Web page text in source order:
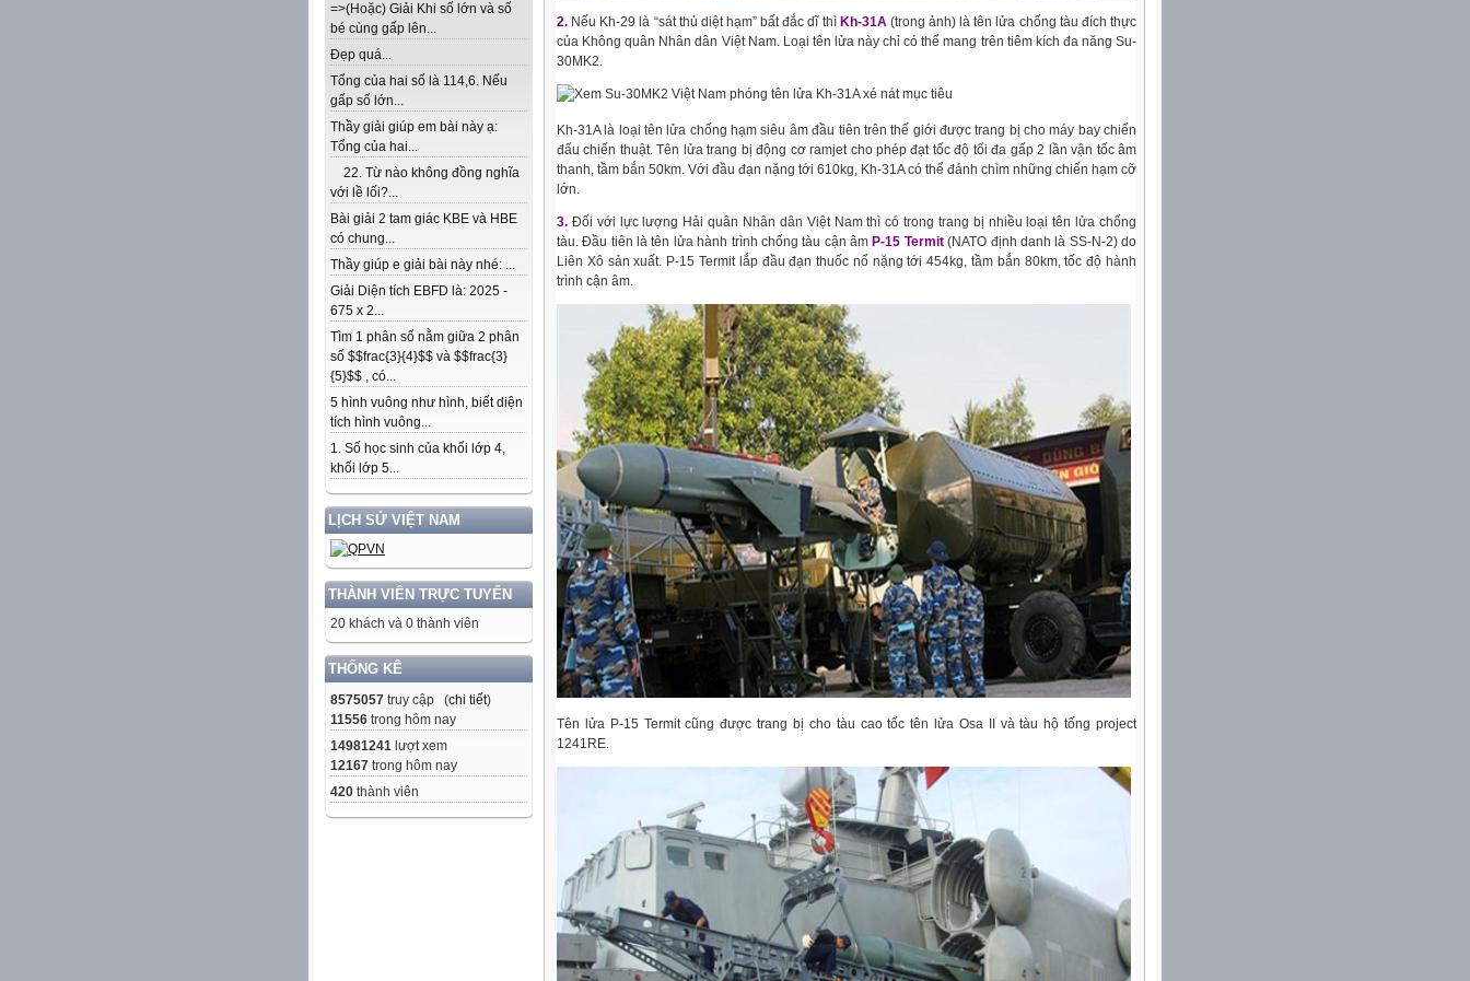
=>(Hoặc) Giải Khi số lớn và số
bé cùng gấp lên...
Đẹp quá...
Tổng của hai số là 114,6. Nếu
gấp số lớn...
Thầy giải giúp em bài này ạ:
Tổng của hai...
22. Từ nào không đồng nghĩa
với lề lối?...
Bài giải 2 tam giác KBE và HBE
có chung...
Thầy giúp e giải bài này nhé: ...
Giải Diện tích EBFD là: 2025 -
675 x 2...
Tìm 1 phân số nằm giữa 2 phân
số $$frac{3}{4}$$ và $$frac{3}
{5}$$ , có...
5 hình vuông như hình, biết diện
tích hình vuông...
1. Số học sinh của khối lớp 4,
khối lớp 5...
LỊCH SỬ VIỆT NAM
THÀNH VIÊN TRỰC TUYẾN
20 khách và 0 thành viên
THỐNG KÊ
8575057 truy cập (chi tiết)
11556 trong hôm nay
14981241 lượt xem
12167 trong hôm nay
420 thành viên
2. Nếu Kh-29 là “sát thủ diệt hạm” bất đắc dĩ thì Kh-31A (trong ảnh) là tên lửa chống tàu đích thực
của Không quân Nhân dân Việt Nam. Loại tên lửa này chỉ có thể mang trên tiêm kích đa năng Su-
30MK2.
Kh-31A là loại tên lửa chống hạm siêu âm đầu tiên trên thế giới được trang bị cho máy bay chiến
đấu chiến thuật. Tên lửa trang bị động cơ ramjet cho phép đạt tốc độ tối đa gấp 2 lần vận tốc âm
thanh, tầm bắn 50km. Với đầu đạn nặng tới 610kg, Kh-31A có thể đánh chìm những chiến hạm cỡ
lớn.
3. Đối với lực lượng Hải quân Nhân dân Việt Nam thì có trong trang bị nhiều loại tên lửa chống
tàu. Đầu tiên là tên lửa hành trình chống tàu cận âmP-15 Termit(NATO định danh là SS-N-2) do
Liên Xô sản xuất. P-15 Termit lắp đầu đạn thuốc nổ nặng tới 454kg, tầm bắn 80km, tốc độ hành
trình cận âm.
Tên lửa P-15 Termit cũng được trang bị cho tàu cao tốc tên lửa Osa II và tàu hộ tống project
1241RE.